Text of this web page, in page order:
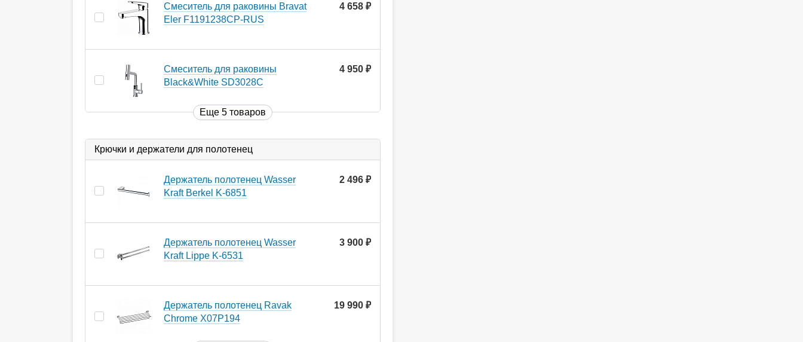
Смеситель для раковины Bravat
Eler F1191238CP-RUS
4 658
Смеситель для раковины
Black&White SD3028C
4 950
Еще 5 товаров
Крючки и держатели для полотенец
Держатель полотенец Wasser
Kraft Berkel K-6851
2 496
Держатель полотенец Wasser
Kraft Lippe K-6531
3 900
Держатель полотенец Ravak
Chrome X07P194
19 990